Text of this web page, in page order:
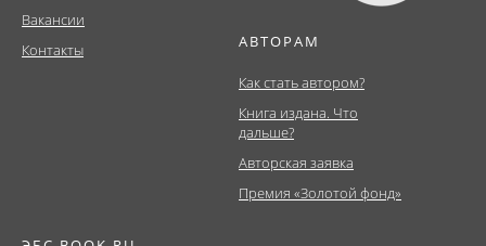
Вакансии
Контакты
АВТОРАМ
Как стать автором?
Книга издана. Что
дальше?
Авторская заявка
Премия «Золотой фонд»